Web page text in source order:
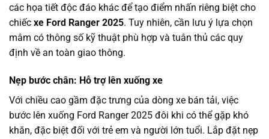
các họa tiết độc đáo khác để tạo điểm nhấn riêng biệt cho
chiếc xe Ford Ranger 2025. Tuy nhiên, cần lưu ý lựa chọn
mâm có thông số kỹ thuật phù hợp và tuân thủ các quy
định về an toàn giao thông.
Nẹp bước chân: Hỗ trợ lên xuống xe
Với chiều cao gầm đặc trưng của dòng xe bán tải, việc
bước lên xuống Ford Ranger 2025 đôi khi có thể gặp khó
khăn, đặc biệt đối với trẻ em và người lớn tuổi. Lắp đặt nẹp